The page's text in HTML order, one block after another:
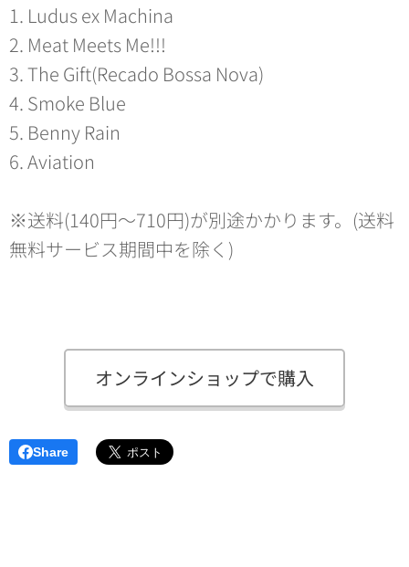
1. Ludus ex Machina
2. Meat Meets Me!!!
3. The Gift(Recado Bossa Nova)
4. Smoke Blue
5. Benny Rain
6. Aviation
※送料(140円～710円)が別途かかります。(送料
無料サービス期間中を除く)
オンラインショップで購入
Share